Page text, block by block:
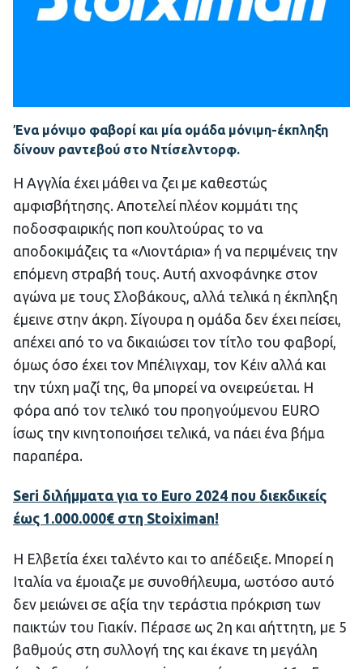
Ένα μόνιμο φαβορί και μία ομάδα μόνιμη-έκπληξη
δίνουν ραντεβού στο Ντίσελντορφ.
Η Αγγλία έχει μάθει να ζει με καθεστώς
αμφισβήτησης. Αποτελεί πλέον κομμάτι της
ποδοσφαιρικής ποπ κουλτούρας το να
αποδοκιμάζεις τα «Λιοντάρια» ή να περιμένεις την
επόμενη στραβή τους. Αυτή αχνοφάνηκε στον
αγώνα με τους Σλοβάκους, αλλά τελικά η έκπληξη
έμεινε στην άκρη. Σίγουρα η ομάδα δεν έχει πείσει,
απέχει από το να δικαιώσει τον τίτλο του φαβορί,
όμως όσο έχει τον Μπέλιγχαμ, τον Κέιν αλλά και
την τύχη μαζί της, θα μπορεί να ονειρεύεται. Η
φόρα από τον τελικό του προηγούμενου EURO
ίσως την κινητοποιήσει τελικά, να πάει ένα βήμα
παραπέρα.
Seri διλήμματα για το Euro 2024 που διεκδικείς
έως 1.000.000€ στη Stoiximan!
Η Ελβετία έχει ταλέντο και το απέδειξε. Μπορεί η
Ιταλία να έμοιαζε με συνοθήλευμα, ωστόσο αυτό
δεν μειώνει σε αξία την τεράστια πρόκριση των
παικτών του Γιακίν. Πέρασε ως 2η και αήττητη, με 5
βαθμούς στη συλλογή της και έκανε τη μεγάλη